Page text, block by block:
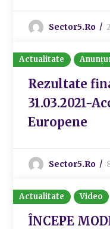
Sector5.ro
Actualitate
Rezultate
31.03.2021-
Europene
Sector5.ro
Actualitate Video
ÎNCEPE